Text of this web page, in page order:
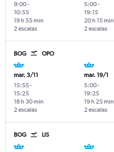
9:00-
10:55
2 escalas
19 h 55 min
5:00-
19:15
2 escalas
20 h 15 min
BOG OPO
mar. 3/11
15:55-
15:25
2 escalas
18 h 30 min
mar. 19/1
5:00-
19:25
2 escalas
19 h 25 min
BOG LIS